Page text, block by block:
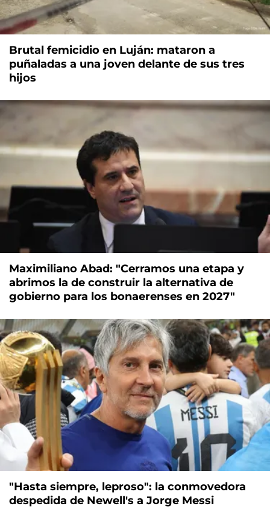
Brutal femicidio en Luján: mataron a
puñaladas a una joven delante de sus tres
hijos
Maximiliano Abad: "Cerramos una etapa y
abrimos la de construir la alternativa de
gobierno para los bonaerenses en 2027"
"Hasta siempre, leproso": la conmovedora
despedida de Newell's a Jorge Messi